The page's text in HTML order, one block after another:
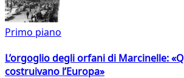
Primo piano
L’orgoglio degli orfani di Marcinelle:
costruivano l’Europa»